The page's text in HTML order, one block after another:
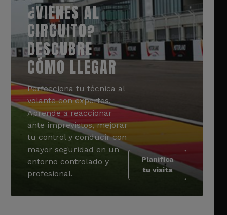
¿VIENES AL
CIRCUITO?
DESCUBRE
CÓMO LLEGAR
Perfecciona tu técnica al
volante con expertos.
Aprende a reaccionar
ante imprevistos, mejorar
tu control y conducir con
mayor seguridad en un
entorno controlado y
profesional.
Planifica
tu visita